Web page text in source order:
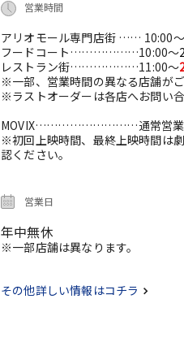
営業時間
アリオモール専門店街 …… 10:00～
フードコート………………10:00～
レストラン街………………11:00～
※一部、営業時間の異なる店舗がご
※ラストオーダーは各店へお問い合
MOVIX………………………通常営業
※初回上映時間、最終上映時間は
認ください。
営業日
年中無休
※一部店舗は異なります。
その他詳しい情報はコチラ